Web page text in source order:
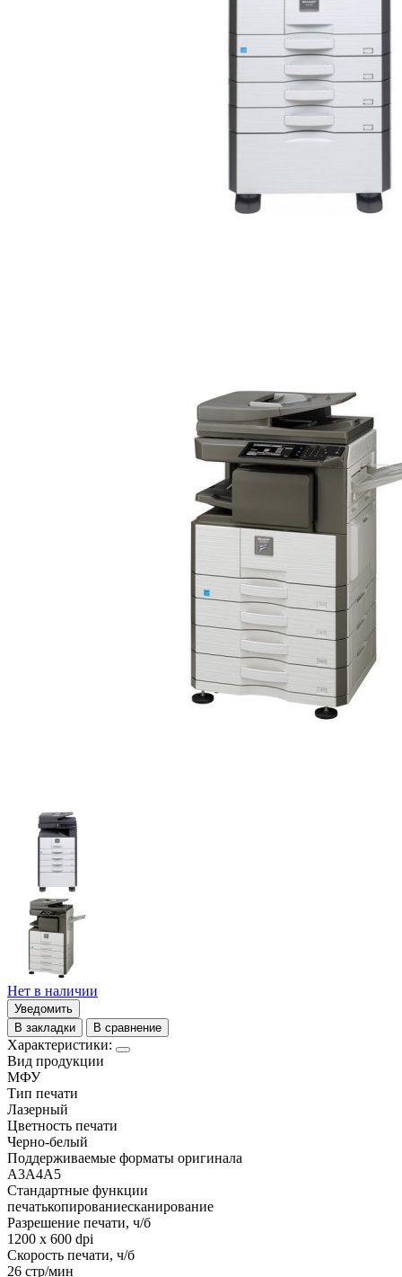
Нет в наличии
Уведомить
В закладки
В сравнение
Характеристики:
Вид продукции
МФУ
Тип печати
Лазерный
Цветность печати
Черно-белый
Поддерживаемые форматы оригинала
A3A4A5
Стандартные функции
печатькопированиесканирование
Разрешение печати, ч/б
1200 x 600 dpi
Скорость печати, ч/б
26 стр/мин